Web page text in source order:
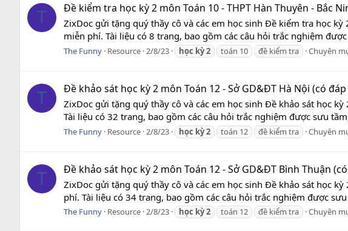
T Đề kiểm tra học kỳ 2 môn Toán 10 - THPT Hàn Thuyên - Bắc
ZixDoc gửi tặng quý thầy cô và các em học sinh Đề kiểm tra học
miễn phí. Tài liệu có 8 trang, bao gồm các câu hỏi trắc nghiệm
The Funny Resource 2/8/23 học kỳ2 toán 10 đề kiểm tra Chuyên
T Đề khảo sát học kỳ 2 môn Toán 12 - Sở GD&ĐT Hà Nội (có
ZixDoc gửi tặng quý thầy cô và các em học sinh Đề khảo sát học
Tài liệu có 32 trang, bao gồm các câu hỏi trắc nghiệm được sưu
The Funny Resource 2/8/23 học kỳ2 toán 12 đề kiểm tra Chuyên
T Đề khảo sát học kỳ 2 môn Toán 12 - Sở GD&ĐT Bình Thuận
ZixDoc gửi tặng quý thầy cô và các em học sinh Đề khảo sát học
phí. Tài liệu có 34 trang, bao gồm các câu hỏi trắc nghiệm được
The Funny Resource 2/8/23 học kỳ2 toán 12 đề kiểm tra Chuyên